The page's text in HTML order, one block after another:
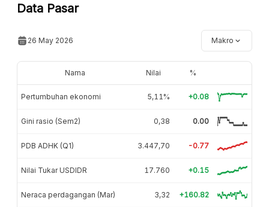
Data Pasar
26 May 2026 Makro
Nama Nilai %
Pertumbuhan ekonomi 5,11% +0.08
Gini rasio (Sem2) 0,38 0.00
PDB ADHK (Q1) 3.447,70 -0.77
Nilai Tukar USDIDR 17.760 +0.15
Neraca perdagangan (Mar) 3,32 +160.82